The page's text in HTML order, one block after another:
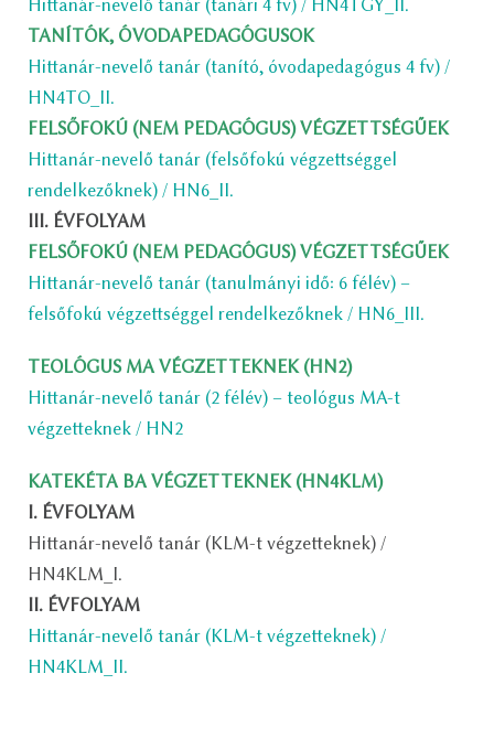
Hittanár-nevelő tanár (tanári 4 fv) / HN4TGY_II.
TANÍTÓK, ÓVODAPEDAGÓGUSOK
Hittanár-nevelő tanár (tanító, óvodapedagógus 4 fv) /
HN4TO_II.
FELSŐFOKÚ (NEM PEDAGÓGUS) VÉGZETTSÉGŰEK
Hittanár-nevelő tanár (felsőfokú végzettséggel
rendelkezőknek) / HN6_II.
III. ÉVFOLYAM
FELSŐFOKÚ (NEM PEDAGÓGUS) VÉGZETTSÉGŰEK
Hittanár-nevelő tanár (tanulmányi idő: 6 félév) –
felsőfokú végzettséggel rendelkezőknek / HN6_III.
TEOLÓGUS MA VÉGZETTEKNEK (HN2)
Hittanár-nevelő tanár (2 félév) – teológus MA-t
végzetteknek / HN2
KATEKÉTA BA VÉGZETTEKNEK (HN4KLM)
I. ÉVFOLYAM
Hittanár-nevelő tanár (KLM-t végzetteknek) /
HN4KLM_I.
II. ÉVFOLYAM
Hittanár-nevelő tanár (KLM-t végzetteknek) /
HN4KLM_II.